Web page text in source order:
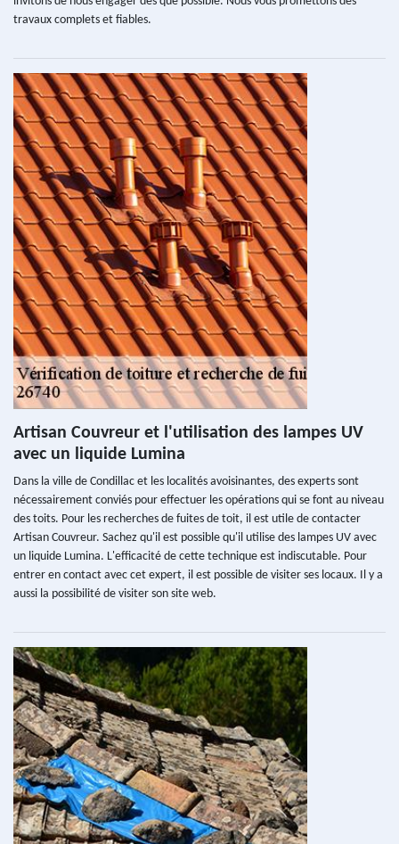
travaux complets et fiables.
Artisan Couvreur et l'utilisation des lampes UV
avec un liquide Lumina
Dans la ville de Condillac et les localités avoisinantes, des experts sont
nécessairement conviés pour effectuer les opérations qui se font au niveau
des toits. Pour les recherches de fuites de toit, il est utile de contacter
Artisan Couvreur. Sachez qu'il est possible qu'il utilise des lampes UV avec
un liquide Lumina. L'efficacité de cette technique est indiscutable. Pour
entrer en contact avec cet expert, il est possible de visiter ses locaux. Il y a
aussi la possibilité de visiter son site web.